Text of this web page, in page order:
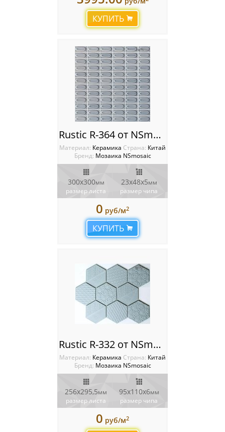
Мозаика Starmosaic
Мозаика Опера Декора
КУПИТЬ
Rustic R-364 от NSmosaic
Материал: Керамика Cтрана: Китай
Бренд: Мозаика NSmosaic
300x300мм
размер листа
23х48x5мм
размер чипа
0 руб/м2
КУПИТЬ
Rustic R-332 от NSmosaic
Материал: Керамика Cтрана: Китай
Бренд: Мозаика NSmosaic
256x295,5мм
размер листа
95х110x6мм
размер чипа
0 руб/м2